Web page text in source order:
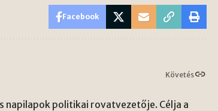
Facebook
Követés
napilapok politikai rovatvezetője. Célja a